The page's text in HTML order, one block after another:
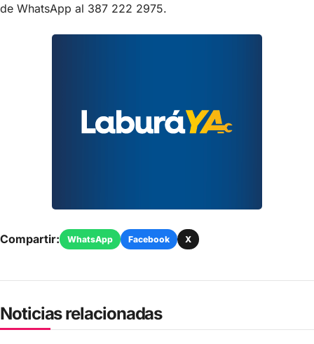
de WhatsApp al 387 222 2975.
Compartir: WhatsApp Facebook X
Noticias relacionadas